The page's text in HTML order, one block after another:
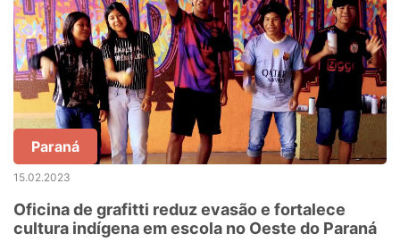
Paraná
15.02.2023
Oficina de grafitti reduz evasão e fortalece
cultura indígena em escola no Oeste do Paraná